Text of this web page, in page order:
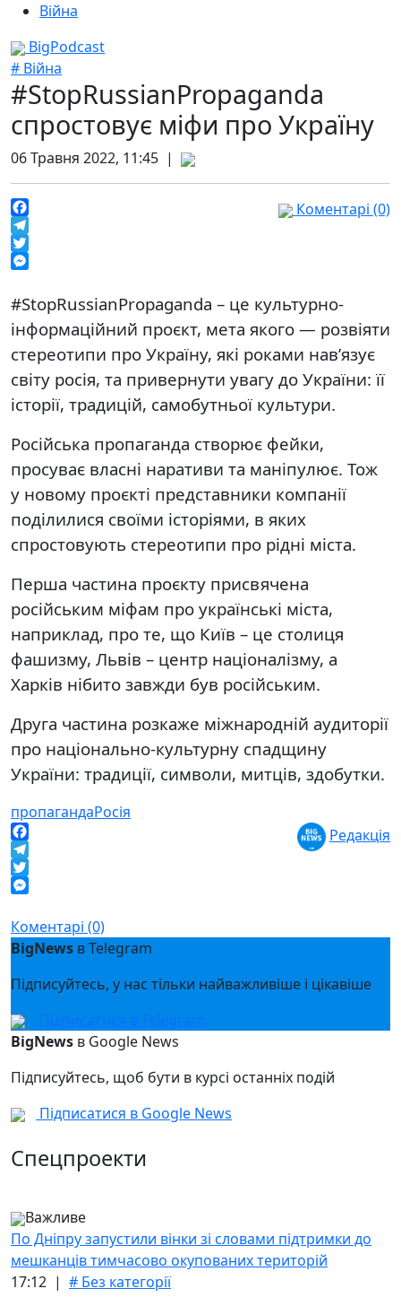
Війна
BigPodcast
# Війна
#StopRussianPropaganda
спростовує міфи про Україну
06 Травня 2022, 11:45 |
Facebook
Telegram
Twitter
Коментарі (0)
#StopRussianPropaganda – це культурно-
інформаційний проєкт, мета якого — розвіяти
стереотипи про Україну, які роками нав’язує
світу росія, та привернути увагу до України: її
історії, традицій, самобутньої культури.
Російська пропаганда створює фейки,
просуває власні наративи та маніпулює. Тож
у новому проєкті представники компанії
поділилися своїми історіями, в яких
спростовують стереотипи про рідні міста.
Перша частина проєкту присвячена
російським міфам про українські міста,
наприклад, про те, що Київ – це столиця
фашизму, Львів – центр націоналізму, а
Харків нібито завжди був російським.
Друга частина розкаже міжнародній аудиторії
про національно-культурну спадщину
України: традиції, символи, митців, здобутки.
пропагандаРосія
Facebook
Telegram
Twitter
Редакція
Коментарі (0)
BigNews в Telegram
Підписуйтесь, у нас тільки найважливіше і цікавіше
Підписатися в Telegram
BigNews в Google News
Підписуйтесь, щоб бути в курсі останніх подій
Підписатися в Google News
Спецпроекти
Важливе
По Дніпру запустили вінки зі словами підтримки до
мешканців тимчасово окупованих територій
17:12 | # Без категорії